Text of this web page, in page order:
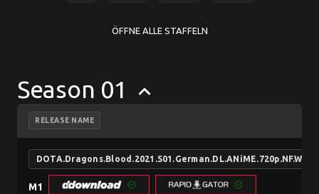
ÖFFNE ALLE STAFFELN
Season 01 keyboard_arrow_up
RELEASE NAME
M1